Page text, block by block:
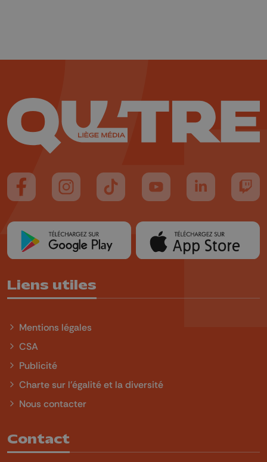
Suivez-nous sur FaceBook
Suivez-nous sur Instagram
Suivez-nous sur TikTok
Suivez-nous sur YouTube
Suivez-nous
Liens utiles
Mentions légales
CSA
Publicité
Charte sur l'égalité et la diversité
Nous contacter
Contact